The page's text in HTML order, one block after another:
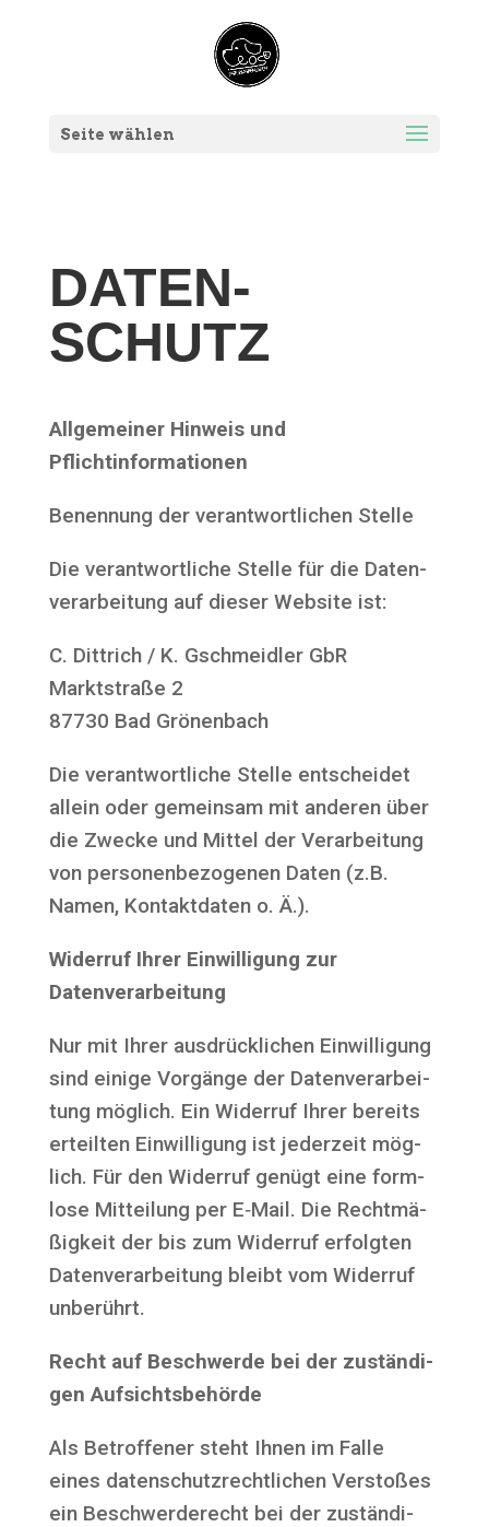
Seite wählen
DATEN­
SCHUTZ
All­ge­mei­ner Hin­weis und
Pflichtinformationen
Benen­nung der ver­ant­wort­li­chen Stelle
Die ver­ant­wort­li­che Stel­le für die Daten­
ver­ar­bei­tung auf die­ser Web­site ist:
C. Dittrich / K. Gschmeid­ler GbR
Markt­stra­ße 2
87730 Bad Grönenbach
Die ver­ant­wort­li­che Stel­le ent­schei­det
allein oder gemein­sam mit ande­ren über
die Zwe­cke und Mit­tel der Ver­ar­bei­tung
von per­so­nen­be­zo­ge­nen Daten (z.B.
Namen, Kon­takt­da­ten o. Ä.).
Wider­ruf Ihrer Ein­wil­li­gung zur
Datenverarbeitung
Nur mit Ihrer aus­drück­li­chen Ein­wil­li­gung
sind eini­ge Vor­gän­ge der Daten­ver­ar­bei­
tung mög­lich. Ein Wider­ruf Ihrer bereits
erteil­ten Ein­wil­li­gung ist jeder­zeit mög­
lich. Für den Wider­ruf genügt eine form­
lo­se Mit­tei­lung per E‑Mail. Die Recht­mä­
ßig­keit der bis zum Wider­ruf erfolg­ten
Daten­ver­ar­bei­tung bleibt vom Wider­ruf
unberührt.
Recht auf Beschwer­de bei der zustän­di­
gen Aufsichtsbehörde
Als Betrof­fe­ner steht Ihnen im Fal­le
eines daten­schutz­recht­li­chen Ver­sto­ßes
ein Beschwer­de­recht bei der zustän­di­